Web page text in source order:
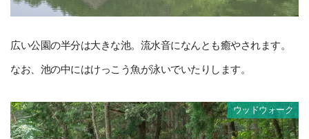
広い公園の半分は大きな池。流水音になんとも癒やされます。
なお、池の中にはけっこう魚が泳いでいたりします。
ウッドウォーク